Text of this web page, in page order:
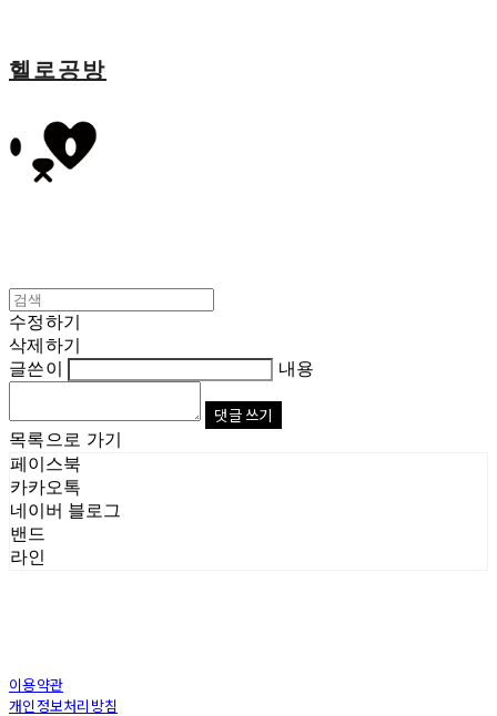
헬로공방
수정하기
삭제하기
글쓴이
내용
댓글 쓰기
목록으로 가기
페이스북
카카오톡
네이버 블로그
밴드
라인
이용약관
개인정보처리방침